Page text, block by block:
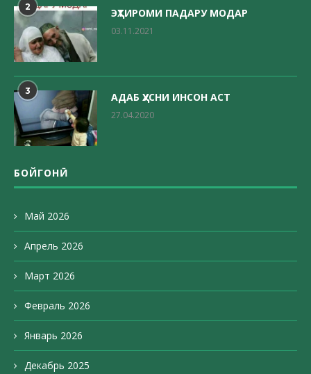
2 ЭҲТИРОМИ ПАДАРУ МОДАР
03.11.2021
3 АДАБ ҲУСНИ ИНСОН АСТ
27.04.2020
БОЙГОНӢ
Май 2026
Апрель 2026
Март 2026
Февраль 2026
Январь 2026
Декабрь 2025